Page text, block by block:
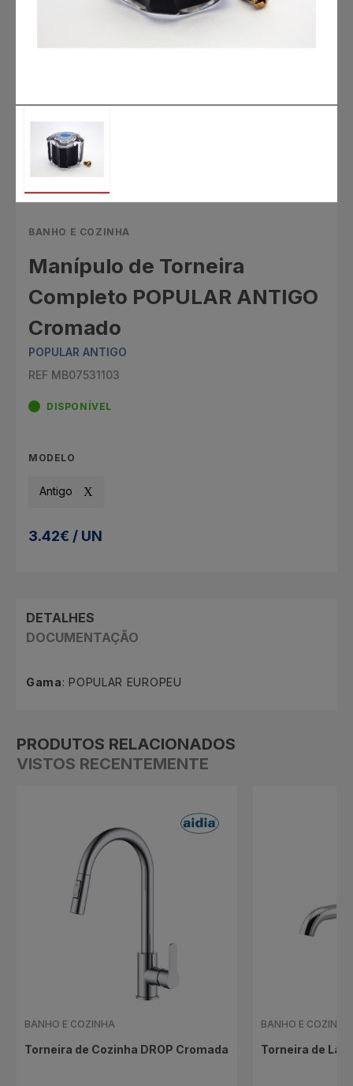
BANHO E COZINHA
Manípulo de Torneira
Completo POPULAR ANTIGO
Cromado
POPULAR ANTIGO
REF MB07531103
DISPONÍVEL
MODELO
Antigo
3.42€ / UN
DETALHES
DOCUMENTAÇÃO
Gama: POPULAR EUROPEU
PRODUTOS RELACIONADOS
VISTOS RECENTEMENTE
BANHO E COZINHA
Torneira de Cozinha DROP Cromada
BANHO E COZINHA
Torneira de